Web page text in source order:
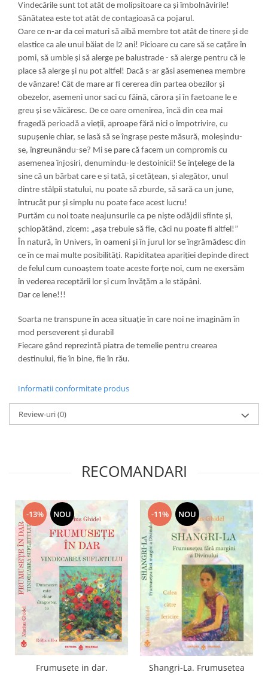
Vindecări le sunt tot atât de mol ipsitoare ca și îmbolnăviri le!
Sănătatea este tot atât de contagioasă ca pojarul.
Oare ce n-ar da cei maturi să aibă membre tot atât de tnere și de
elastce ca ale unui băiat de l2 ani! Picioare cu care să se cațăre în
pomi, să umble și să alerge pe balustrade - să alerge pentru că le
place să alerge și nu pot altfel! Dacă s-ar găsi asemenea membre
de vânzare! Cât de mare ar f cererea d in partea obezi lor și
obezelor, asemeni unor saci cu făină, cărora și în faetoane le e
greu și se văicăresc. De ce oare omenirea, încă d in cea mai
fragedă perioadă a vieții, aproape fără nici o împotrivire, cu
supușenie chiar, se lasă să se îngrașe peste măsură, moleșindu-
se, îngreunându-se? M i se pare că facem un compromis cu
asemenea înjosiri, denumindu-le destoinicii! Se înțelege de la
sine că un bărbat care e și tată, și cetățean, și alegător, unul
d intre stâlpii statului, nu poate să zburde, să sară ca un june,
întrucât pur și simplu nu poate face acest lucru!
Purtăm cu noi toate neajunsurile ca pe niște odăjdii sfinte și,
șchiopătând, zicem: „așa trebuie să fie, căci nu poate fi altfel!”
În natură, în Univers, în oameni și în jurul lor se îngrămădesc d in
ce în ce mai multe posibi ități. Rapid itatea apariției depinde d irect
de felul cum cunoaștem toate aceste forțe noi, cum ne exersăm
în vederea receptării lor și cum învățăm a le stăpâni.
Dar ce lene!!!
Soarta ne transpune în acea situație în care noi ne imaginăm în
mod perseverent și durabil
Fiecare gând reprezintă piatra de temelie pentru crearea
destinului, fie în bine, fie în rău.
Informatii conformitate produs
Review-uri(0)
RECOMANDARI
-13% NOU
Frumusete in dar.
-11% NOU
Shangri-La. Frumusetea